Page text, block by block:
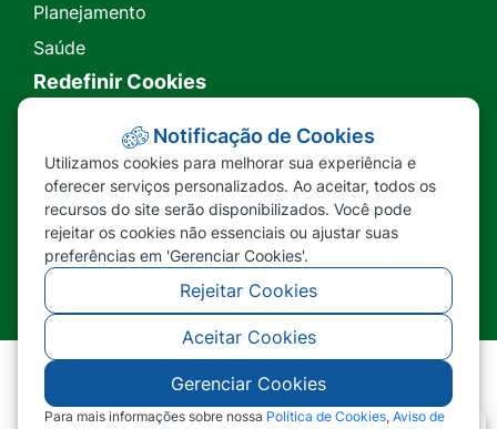
Planejamento
Saúde
Redefinir Cookies
Transparência
Ouvidoria
SIC
©2026 - Prefeitura Municipal de Nova Lacerda -
MT - Todos os direitos reservados
Notificação de Cookies
Utilizamos cookies para melhorar sua experiência e
oferecer serviços personalizados. Ao aceitar, todos os
recursos do site serão disponibilizados. Você pode
rejeitar os cookies não essenciais ou ajustar suas
preferências em 'Gerenciar Cookies'.
Rejeitar Cookies
Aceitar Cookies
Gerenciar Cookies
Para mais informações sobre nossa Política de Cookies, Aviso de